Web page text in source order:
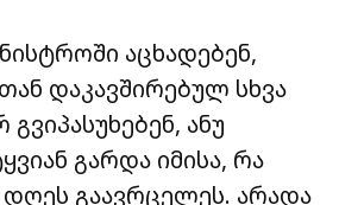
აცხადებენ,
დაკავშირებულ სხვა
ანუ
გარდა იმისა, რა
გაავრცელეს. არადა